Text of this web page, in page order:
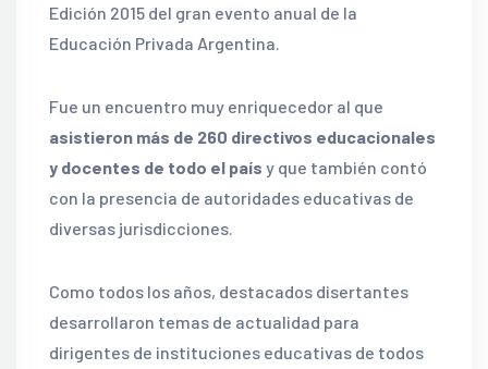
Edición 2015 del gran evento anual de la
Educación Privada Argentina.
Fue un encuentro muy enriquecedor al que
asistieron más de 260 directivos educacionales
y docentes de todo el país y que también contó
con la presencia de autoridades educativas de
diversas jurisdicciones.
Como todos los años, destacados disertantes
desarrollaron temas de actualidad para
dirigentes de instituciones educativas de todos